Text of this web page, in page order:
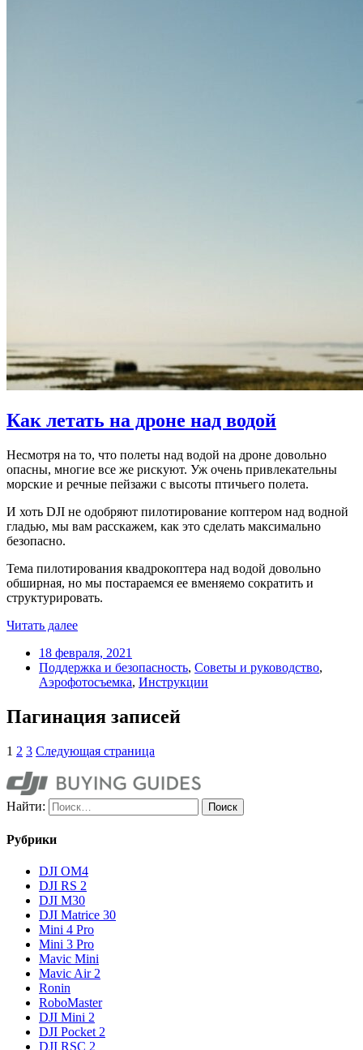
Как летать на дроне над водой
Несмотря на то, что полеты над водой на дроне довольно
опасны, многие все же рискуют. Уж очень привлекательны
морские и речные пейзажи с высоты птичьего полета.
И хоть DJI не одобряют пилотирование коптером над водной
гладью, мы вам расскажем, как это сделать максимально
безопасно.
Тема пилотирования квадрокоптера над водой довольно
обширная, но мы постараемся ее вменяемо сократить и
структурировать.
Читать далее
18 февраля, 2021
Поддержка и безопасность, Советы и руководство,
Аэрофотосъемка, Инструкции
Пагинация записей
1 2 3 Следующая страница
Найти:
Рубрики
DJI OM4
DJI RS 2
DJI M30
DJI Matrice 30
Mini 4 Pro
Mini 3 Pro
Mavic Mini
Mavic Air 2
Ronin
RoboMaster
DJI Mini 2
DJI Pocket 2
DJI RSC 2